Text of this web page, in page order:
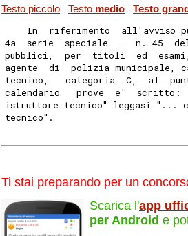
Testo piccolo - Testo medio - Testo
In  riferimento  all'avviso
4a  serie  speciale  -  n. 45
pubblici,  per  titoli  ed
agente  di  polizia municipale,
tecnico,   categoria  C,  al
calendario   prove  e'
istruttore tecnico" leggasi "...
tecnico".
Ti stai preparando per un
Scarica l'app
per Android e